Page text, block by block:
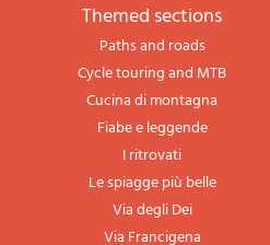
themed sections
Paths and roads
Cycle touring and MTB
Cucina di montagna
Fiabe e leggende
I ritrovati
Le spiagge più belle
Via degli Dei
Via Francigena